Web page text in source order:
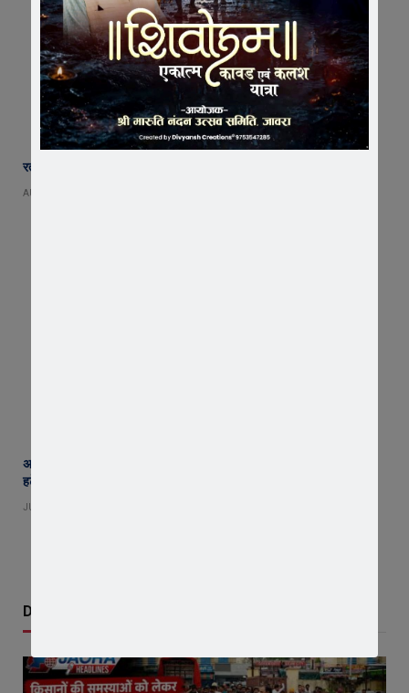
रतलाम के नए कलेक्टर बने अजय कटेसरिया, संभाला पदभार
AUGUST 4, 2026
अब नहीं चलेगी लापरवाही ! एक माह में बंद होंगे सभी अवैध कट, फोरलेन पर झाडय़िां
हटेंगी, हादसों पर लगाम कसने उतरा प्रशासन
JULY 30, 2026
Don't Miss